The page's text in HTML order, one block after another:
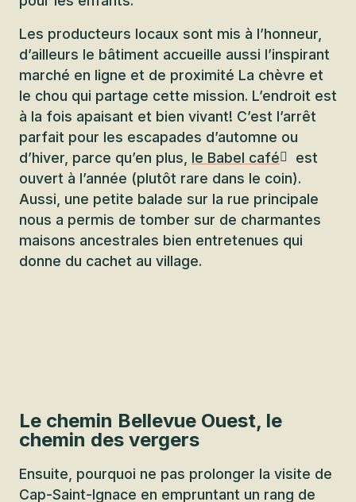
Les producteurs locaux sont mis à l’honneur,
d’ailleurs le bâtiment accueille aussi l’inspirant
marché en ligne et de proximité La chèvre et
le chou qui partage cette mission. L’endroit est
à la fois apaisant et bien vivant! C’est l’arrêt
parfait pour les escapades d’automne ou
d’hiver, parce qu’en plus, le Babel café
est
ouvert à l’année (plutôt rare dans le coin).
Aussi, une petite balade sur la rue principale
nous a permis de tomber sur de charmantes
maisons ancestrales bien entretenues qui
donne du cachet au village.
Le chemin Bellevue Ouest, le
chemin des vergers
Ensuite, pourquoi ne pas prolonger la visite de
Cap-Saint-Ignace en empruntant un rang de